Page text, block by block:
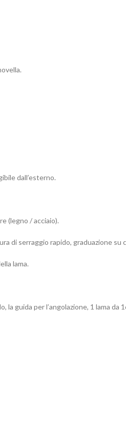
dall’esterno.
(legno / acciaio).
di serraggio rapido, graduazione su
lama.
guida per l’angolazione, 1 lama da